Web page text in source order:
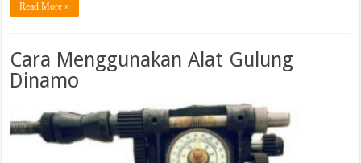
Read More »
Cara Menggunakan Alat Gulung
Dinamo